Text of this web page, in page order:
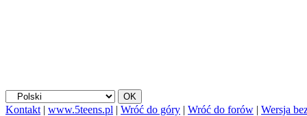
Kontakt | www.5teens.pl | Wróć do góry | Wróć do forów | Wersja